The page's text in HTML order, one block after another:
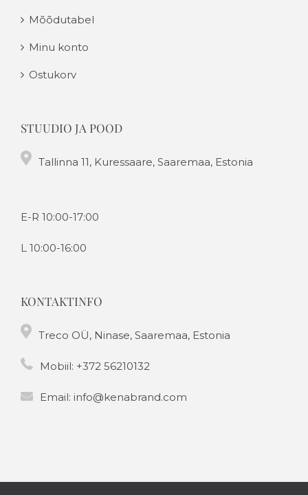
Mõõdutabel
Minu konto
Ostukorv
STUUDIO JA POOD
Tallinna 11, Kuressaare, Saaremaa, Estonia
E-R 10:00-17:00
L 10:00-16:00
KONTAKTINFO
Treco OÜ, Ninase, Saaremaa, Estonia
Mobiil: +372 56210132
Email: info@kenabrand.com